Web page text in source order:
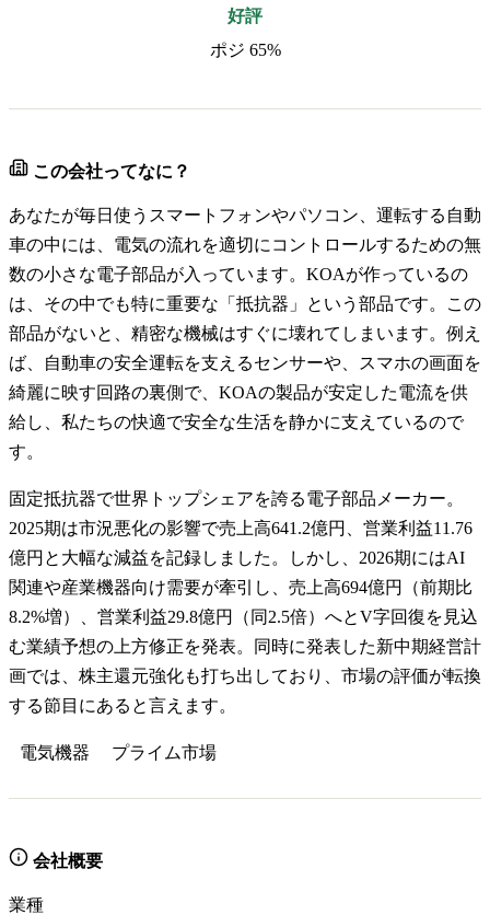
好評
ポジ 65%
この会社ってなに？
あなたが毎日使うスマートフォンやパソコン、運転する自動
車の中には、電気の流れを適切にコントロールするための無
数の小さな電子部品が入っています。KOAが作っているの
は、その中でも特に重要な「抵抗器」という部品です。この
部品がないと、精密な機械はすぐに壊れてしまいます。例え
ば、自動車の安全運転を支えるセンサーや、スマホの画面を
綺麗に映す回路の裏側で、KOAの製品が安定した電流を供
給し、私たちの快適で安全な生活を静かに支えているので
す。
固定抵抗器で世界トップシェアを誇る電子部品メーカー。
2025期は市況悪化の影響で売上高641.2億円、営業利益11.76
億円と大幅な減益を記録しました。しかし、2026期にはAI
関連や産業機器向け需要が牽引し、売上高694億円（前期比
8.2%増）、営業利益29.8億円（同2.5倍）へとV字回復を見込
む業績予想の上方修正を発表。同時に発表した新中期経営計
画では、株主還元強化も打ち出しており、市場の評価が転換
する節目にあると言えます。
電気機器 プライム市場
会社概要
業種